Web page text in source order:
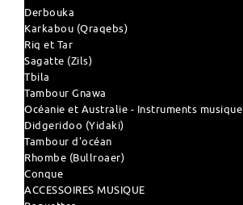
Derbouka
Karkabou (Qraqebs)
Riq et Tar
Sagatte (Zils)
Tbila
Tambour Gnawa
Océanie et Australie - Instruments musique
Didgeridoo (Yidaki)
Tambour d'océan
Rhombe (Bullroaer)
Conque
ACCESSOIRES MUSIQUE